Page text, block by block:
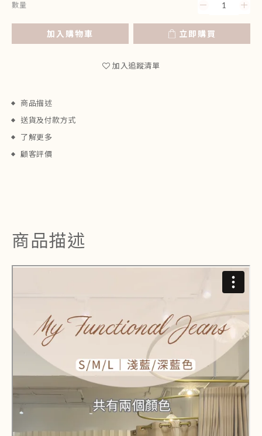
數量
加入購物車 立即購買
加入追蹤清單
商品描述
送貨及付款方式
了解更多
顧客評價
商品描述